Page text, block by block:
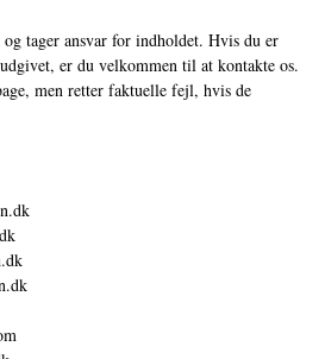
tager ansvar for indholdet. Hvis du er
er du velkommen til at kontakte os.
men retter faktuelle fejl, hvis de